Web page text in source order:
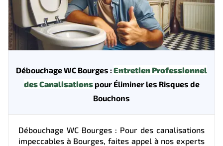
Débouchage WC Bourges : Entretien Professionnel
des Canalisationspour Éliminer les Risques de
Bouchons
Débouchage WC Bourges : Pour des canalisations
impeccables à Bourges, faites appel à nos experts